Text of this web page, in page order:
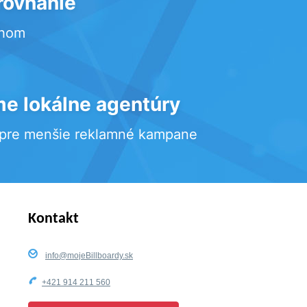
lokálne agentúry
menšie reklamné kampane
Kontakt
info@mojeBillboardy.sk
+421 914 211 560